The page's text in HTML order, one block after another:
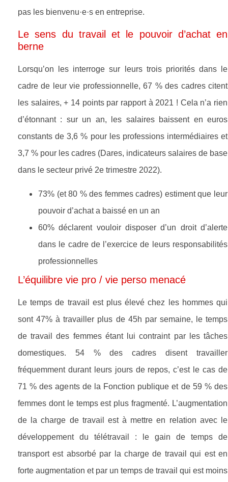
pas les bienvenu·e·s en entreprise.
Le sens du travail et le pouvoir d’achat en
berne
Lorsqu’on les interroge sur leurs trois priorités dans le
cadre de leur vie professionnelle, 67 % des cadres citent
les salaires, + 14 points par rapport à 2021 ! Cela n’a rien
d’étonnant : sur un an, les salaires baissent en euros
constants de 3,6 % pour les professions intermédiaires et
3,7 % pour les cadres (Dares, indicateurs salaires de base
dans le secteur privé 2e trimestre 2022).
73% (et 80 % des femmes cadres) estiment que leur
pouvoir d’achat a baissé en un an
60% déclarent vouloir disposer d’un droit d’alerte
dans le cadre de l’exercice de leurs responsabilités
professionnelles
L’équilibre vie pro / vie perso menacé
Le temps de travail est plus élevé chez les hommes qui
sont 47% à travailler plus de 45h par semaine, le temps
de travail des femmes étant lui contraint par les tâches
domestiques. 54 % des cadres disent travailler
fréquemment durant leurs jours de repos, c’est le cas de
71 % des agents de la Fonction publique et de 59 % des
femmes dont le temps est plus fragmenté. L’augmentation
de la charge de travail est à mettre en relation avec le
développement du télétravail : le gain de temps de
transport est absorbé par la charge de travail qui est en
forte augmentation et par un temps de travail qui est moins